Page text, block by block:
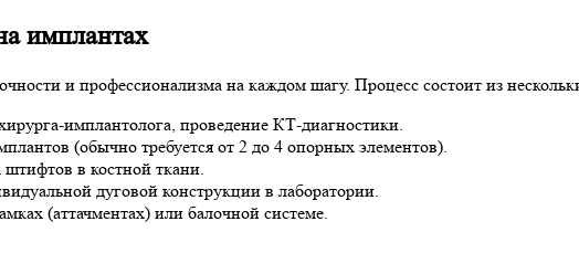
имплантах
и профессионализма на каждом шагу. Процесс состоит из
имплантолога, проведение КТ-диагностики.
(обычно требуется от 2 до 4 опорных элементов).
в костной ткани.
дуговой конструкции в лаборатории.
(аттачментах) или балочной системе.